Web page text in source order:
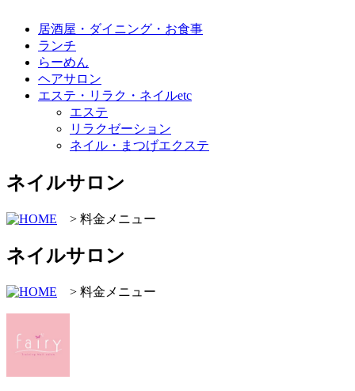
居酒屋・ダイニング・お食事
ランチ
らーめん
ヘアサロン
エステ・リラク・ネイルetc
エステ
リラクゼーション
ネイル・まつげエクステ
ネイルサロン
> 料金メニュー
ネイルサロン
> 料金メニュー